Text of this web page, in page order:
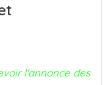
l'annonce des